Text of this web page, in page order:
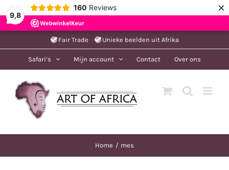
9,8
160 Reviews ×
naar
Fair Trade Unieke beelden uit Afrika
Safari’s Mijn account Contact Over ons
Home mes